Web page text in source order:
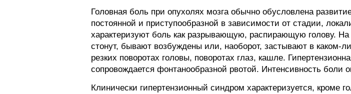
Головная боль при опухолях мозга обычно обусловлена
постоянной и приступообразной в зависимости от стадии,
характеризуют боль как разрывающую, распирающую голову. На
стонут, бывают возбуждены или, наоборот, застывают в каком-
резких поворотах головы, поворотах глаз, кашле.
сопровождается фонтанообразной рвотой. Интенсивность боли
Клинически гипертензионный синдром характеризуется, кроме